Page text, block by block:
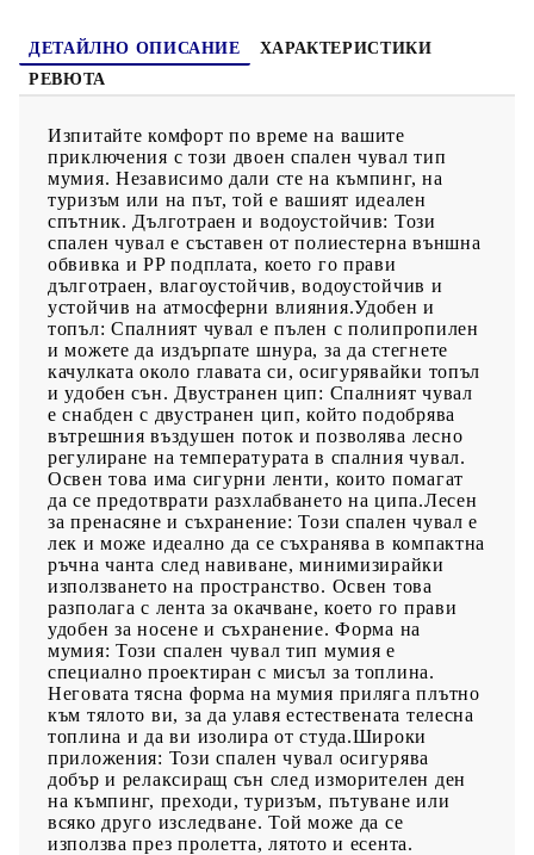
може да се използва през пролетта, лятото и есента.
ДЕТАЙЛНО ОПИСАНИЕ
ХАРАКТЕРИСТИКИ
РЕВЮТА
Изпитайте комфорт по време на вашите
приключения с този двоен спален чувал тип
мумия. Независимо дали сте на къмпинг, на
туризъм или на път, той е вашият идеален
спътник. Дълготраен и водоустойчив: Този
спален чувал е съставен от полиестерна външна
обвивка и PP подплата, което го прави
дълготраен, влагоустойчив, водоустойчив и
устойчив на атмосферни влияния.Удобен и
топъл: Спалният чувал е пълен с полипропилен
и можете да издърпате шнура, за да стегнете
качулката около главата си, осигурявайки топъл
и удобен сън. Двустранен цип: Спалният чувал
е снабден с двустранен цип, който подобрява
вътрешния въздушен поток и позволява лесно
регулиране на температурата в спалния чувал.
Освен това има сигурни ленти, които помагат
да се предотврати разхлабването на ципа.Лесен
за пренасяне и съхранение: Този спален чувал е
лек и може идеално да се съхранява в компактна
ръчна чанта след навиване, минимизирайки
използването на пространство. Освен това
разполага с лента за окачване, което го прави
удобен за носене и съхранение. Форма на
мумия: Този спален чувал тип мумия е
специално проектиран с мисъл за топлина.
Неговата тясна форма на мумия приляга плътно
към тялото ви, за да улавя естествената телесна
топлина и да ви изолира от студа.Широки
приложения: Този спален чувал осигурява
добър и релаксиращ сън след изморителен ден
на къмпинг, преходи, туризъм, пътуване или
всяко друго изследване. Той може да се
използва през пролетта, лятото и есента.